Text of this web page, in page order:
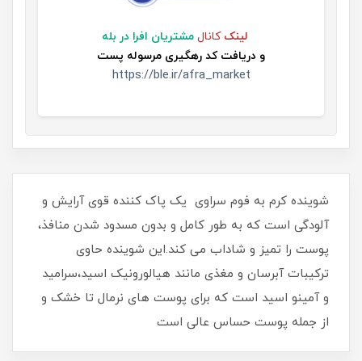
لینک کانال مشتریان افرا در بله
و دریافت کد رهگیری مرسوله پست
https://ble.ir/afra_market
شوینده کرم به فوم سراوی یک پاک کننده قوی آرایش و
آلودگی است که به طور کامل و بدون مسدود شدن منافذ،
پوست را تمیز و شاداب می کند.این شوینده حاوی
ترکیبات آبرسان و مغذی مانند هیالورونیک اسید،سرامید
و آمینو اسید است که برای پوست های نرمال تا خشک و
از جمله پوست حساس عالی است